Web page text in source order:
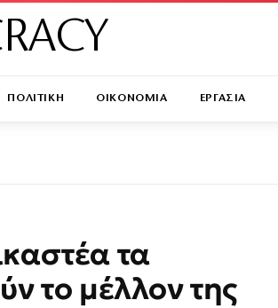
ΠΟΛΙΤΙΚΗ ΟΙΚΟΝΟΜΙΑ ΕΡΓΑΣΙΑ
τα
το μέλλον της